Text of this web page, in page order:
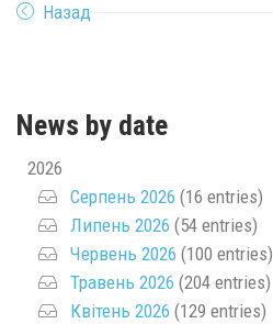
Назад
News by date
2026
Серпень 2026 (16 entries)
Липень 2026 (54 entries)
Червень 2026 (100 entries)
Травень 2026 (204 entries)
Квітень 2026 (129 entries)